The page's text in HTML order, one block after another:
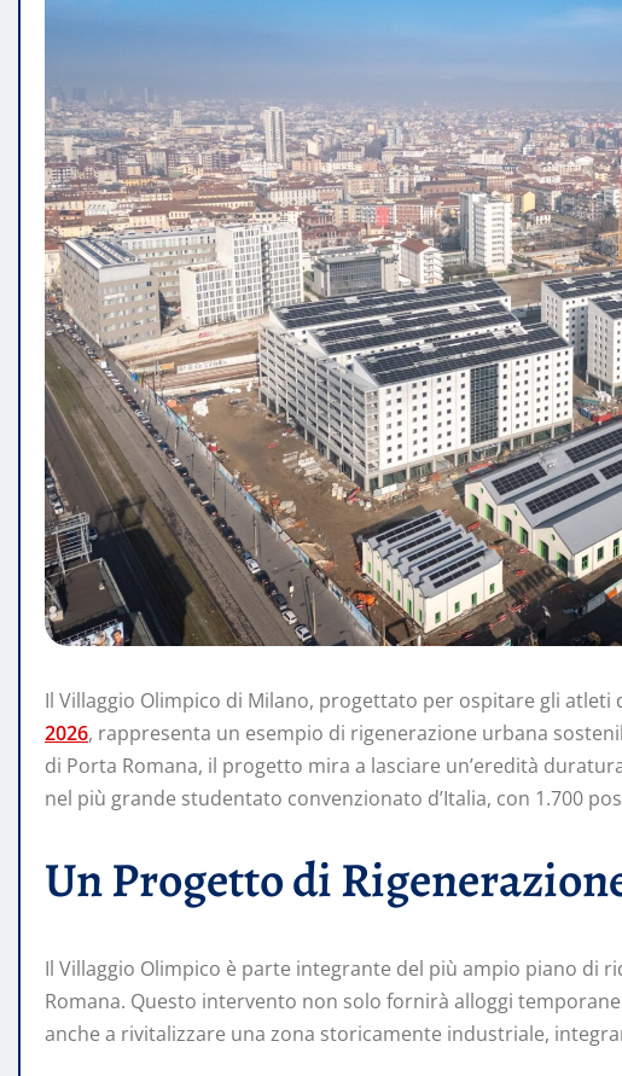
Il Villaggio Olimpico di Milano, progettato per ospitare gli atleti
2026, rappresenta un esempio di rigenerazione urbana
di Porta Romana, il progetto mira a lasciare un’eredità
nel più grande studentato convenzionato d’Italia, con 1.700
Un Progetto di
Il Villaggio Olimpico è parte integrante del più ampio piano di
Romana. Questo intervento non solo fornirà alloggi
anche a rivitalizzare una zona storicamente industriale,